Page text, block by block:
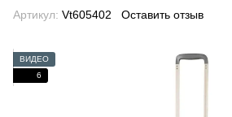
Артикул: Vt605402 Оставить отзыв
ВИДЕО
6